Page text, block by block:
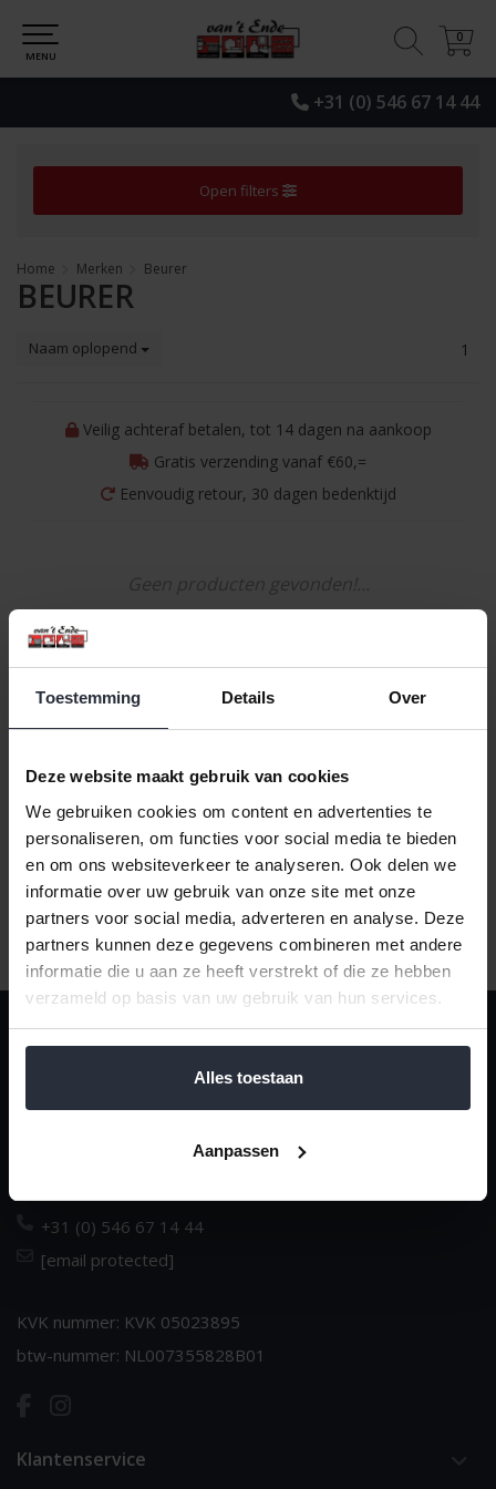
Toestemming Details Over
Deze website maakt gebruik van cookies
We gebruiken cookies om content en advertenties te
personaliseren, om functies voor social media te bieden
en om ons websiteverkeer te analyseren. Ook delen we
informatie over uw gebruik van onze site met onze
partners voor social media, adverteren en analyse. Deze
partners kunnen deze gegevens combineren met andere
informatie die u aan ze heeft verstrekt of die ze hebben
verzameld op basis van uw gebruik van hun services.
Alles toestaan
Aanpassen
+31 (0) 546 67 14 44
0
0
MENU
Open filters
Home Merken Beurer
BEURER
Naam oplopend 1
Veilig achteraf betalen, tot 14 dagen na aankoop
Gratis verzending vanaf €60,=
Eenvoudig retour, 30 dagen bedenktijd
Geen producten gevonden!...
Naam oplopend 1
van 't Ende
Dè huishoudspecialist sinds 1970
NL-7683 BJ Den Ham
+31 (0) 546 67 14 44
[email protected]
KVK nummer: KVK 05023895
btw-nummer: NL007355828B01
Klantenservice